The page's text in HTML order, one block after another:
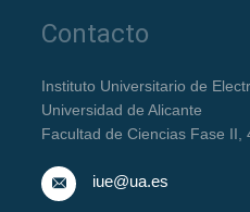
Contacto
Instituto Universitario de
Universidad de Alicante
Facultad de Ciencias Fase II,
iue@ua.es